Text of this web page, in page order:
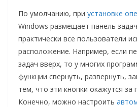
По умолчанию, при установке
Windows размещает панель
практически все пользователи
расположение. Например, если
задач вверх, то у многих
функции свернуть, развернуть,
тем, что эти кнопки окажутся за
Конечно, можно настроить